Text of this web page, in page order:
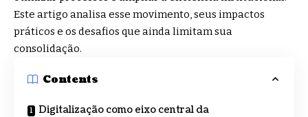
Este artigo analisa esse movimento, seus impactos
práticos e os desafios que ainda limitam sua
consolidação.
Contents
Digitalização como eixo central da